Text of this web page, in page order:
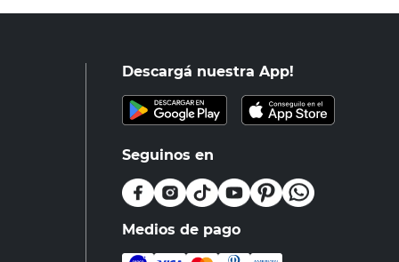
Descargá nuestra App!
Seguinos en
Medios de pago